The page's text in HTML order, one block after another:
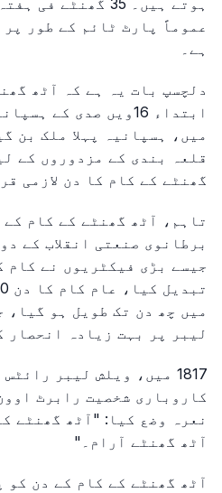
ہوتے ہیں۔ 35
عموماً پارٹ ٹائم کے طور
ہے۔
دلچسپ بات یہ ہے کہ آٹھ
میں، ہسپانیہ پہلا ملک بن
قلعہ بندی کے مزدوروں کے
گھنٹے کے کام کا دن لازمی
تاہم، آٹھ گھنٹے کے کام
برطانوی صنعتی انقلاب کے
جیسے بڑی فیکٹریوں نے کام
میں چھ دن تک طویل ہو گیا،
لیبر پر بہت زیادہ انحصار
1817 میں، ویلش لیبر
کاروباری شخصیت رابرٹ
نعرہ وضع کیا: "آٹھ گھنٹے
آٹھ گھنٹے آرام۔"
آٹھ گھنٹے کے کام کے دن کو